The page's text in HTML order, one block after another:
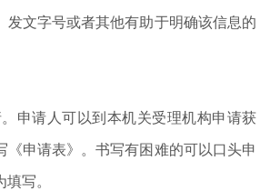
发文字号或者其他有助于明确该信息的
。申请人可以到本机关受理机构申请获
《申请表》。书写有困难的可以口头申
写。